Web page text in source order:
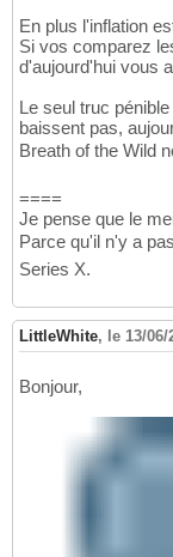
En plus l'inflation
Si vos comparez
d'aujourd'hui vous
Le seul truc
baissent pas,
Breath of the Wild
====
Je pense que le
Parce qu'il n'y a
Series X.
LittleWhite, le 13/
Bonjour,